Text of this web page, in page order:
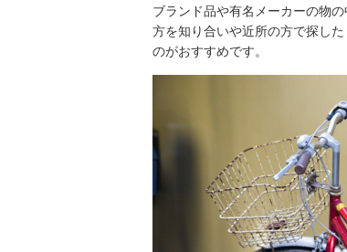
ブランド品や有名メーカーの物
方を知り合いや近所の方で探し
のがおすすめです。